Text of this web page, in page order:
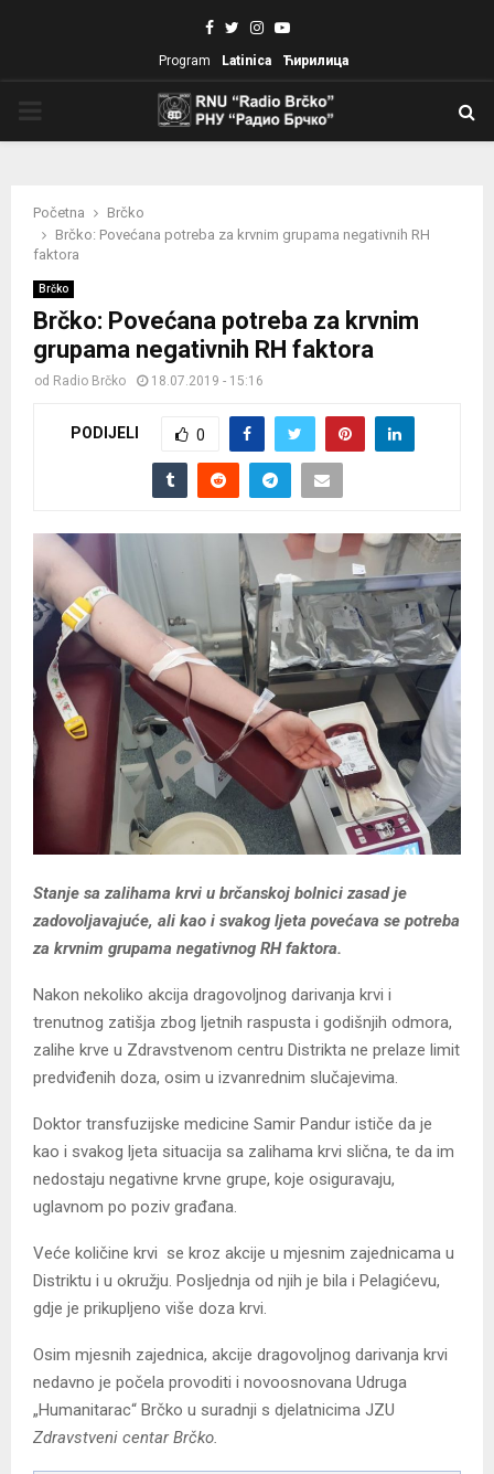
Facebook
TwitterInstagram
Youtube
Program Latinica Ћирилица
Početna
Brčko
Brčko: Povećana potreba za krvnim grupama negativnih RH
faktora
Brčko
Brčko: Povećana potreba za krvnim
grupama negativnih RH faktora
od Radio Brčko 18.07.2019 - 15:16
PODIJELI 0
Stanje sa zalihama krvi u brčanskoj bolnici zasad je
zadovoljavajuće, ali kao i svakog ljeta povećava se potreba
za krvnim grupama negativnog RH faktora.
Nakon nekoliko akcija dragovoljnog darivanja krvi i
trenutnog zatišja zbog ljetnih raspusta i godišnjih odmora,
zalihe krve u Zdravstvenom centru Distrikta ne prelaze limit
predviđenih doza, osim u izvanrednim slučajevima.
Doktor transfuzijske medicine Samir Pandur ističe da je
kao i svakog ljeta situacija sa zalihama krvi slična, te da im
nedostaju negativne krvne grupe, koje osiguravaju,
uglavnom po poziv građana.
Veće količine krvi se kroz akcije u mjesnim zajednicama u
Distriktu i u okružju. Posljednja od njih je bila i Pelagićevu,
gdje je prikupljeno više doza krvi.
Osim mjesnih zajednica, akcije dragovoljnog darivanja krvi
nedavno je počela provoditi i novoosnovana Udruga
„Humanitarac“ Brčko u suradnji s djelatnicima JZU
Zdravstveni centar Brčko.